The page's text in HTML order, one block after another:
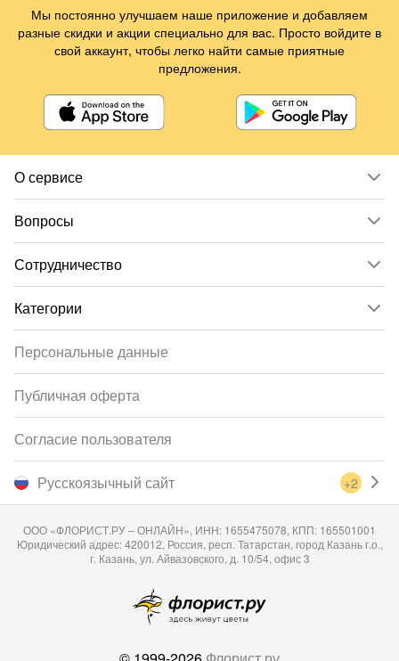
О сервисе
Вопросы
Сотрудничество
Категории
Русскоязычный сайт +2
Персональные данные
Публичная оферта
Согласие пользователя
ООО «ФЛОРИСТ.РУ – ОНЛАЙН», ИНН: 1655475078, КПП: 165501001
Юридический адрес: 420012, Россия, респ. Татарстан, город Казань г.о.,
г. Казань, ул. Айвазовского, д. 10/54, офис 3
Мы постоянно улучшаем наше приложение и добавляем
разные скидки и акции специально для вас. Просто войдите в
свой аккаунт, чтобы легко найти самые приятные
предложения.